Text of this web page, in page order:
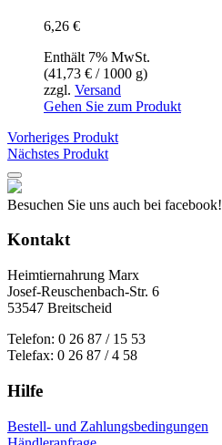
6,26 €
Enthält 7% MwSt.
(41,73 € / 1000 g)
zzgl. Versand
Gehen Sie zum Produkt
Vorheriges Produkt
Nächstes Produkt
Besuchen Sie uns auch bei facebook!
Kontakt
Heimtiernahrung Marx
Josef-Reuschenbach-Str. 6
53547 Breitscheid
Telefon: 0 26 87 / 15 53
Telefax: 0 26 87 / 4 58
Hilfe
Bestell- und Zahlungsbedingungen